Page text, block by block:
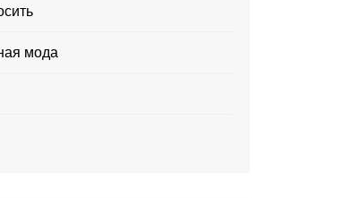
мода